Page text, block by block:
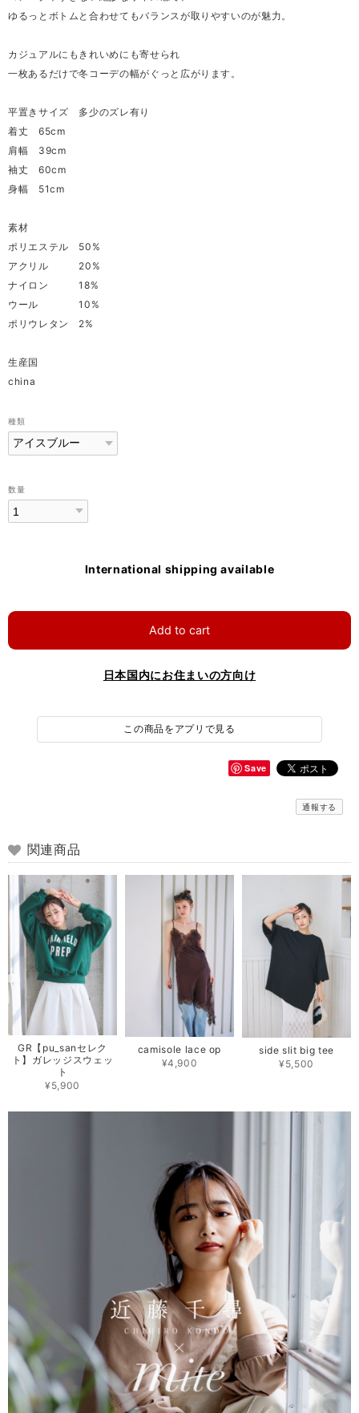
ゆるっとボトムと合わせてもバランスが取りやすいのが魅力。
カジュアルにもきれいめにも寄せられ
一枚あるだけで冬コーデの幅がぐっと広がります。
平置きサイズ 多少のズレ有り
着丈 65cm
肩幅 39cm
袖丈 60cm
身幅 51cm
素材
ポリエステル 50%
アクリル 20%
ナイロン 18%
ウール 10%
ポリウレタン 2%
生産国
china
種類
数量
International shipping available
Add to cart
日本国内にお住まいの方向け
この商品をアプリで見る
Save
通報する
関連商品
GR【pu_sanセレク
ト】ガレッジスウェッ
ト
¥5,900
camisole lace op
¥4,900
side slit big tee
¥5,500